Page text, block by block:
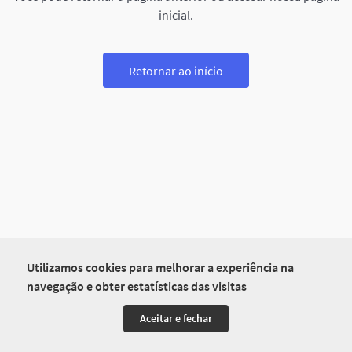
Utilizamos cookies para melhorar a experiência na
navegação e obter estatísticas das visitas
Aceitar e fechar
inicial.
Retornar ao início